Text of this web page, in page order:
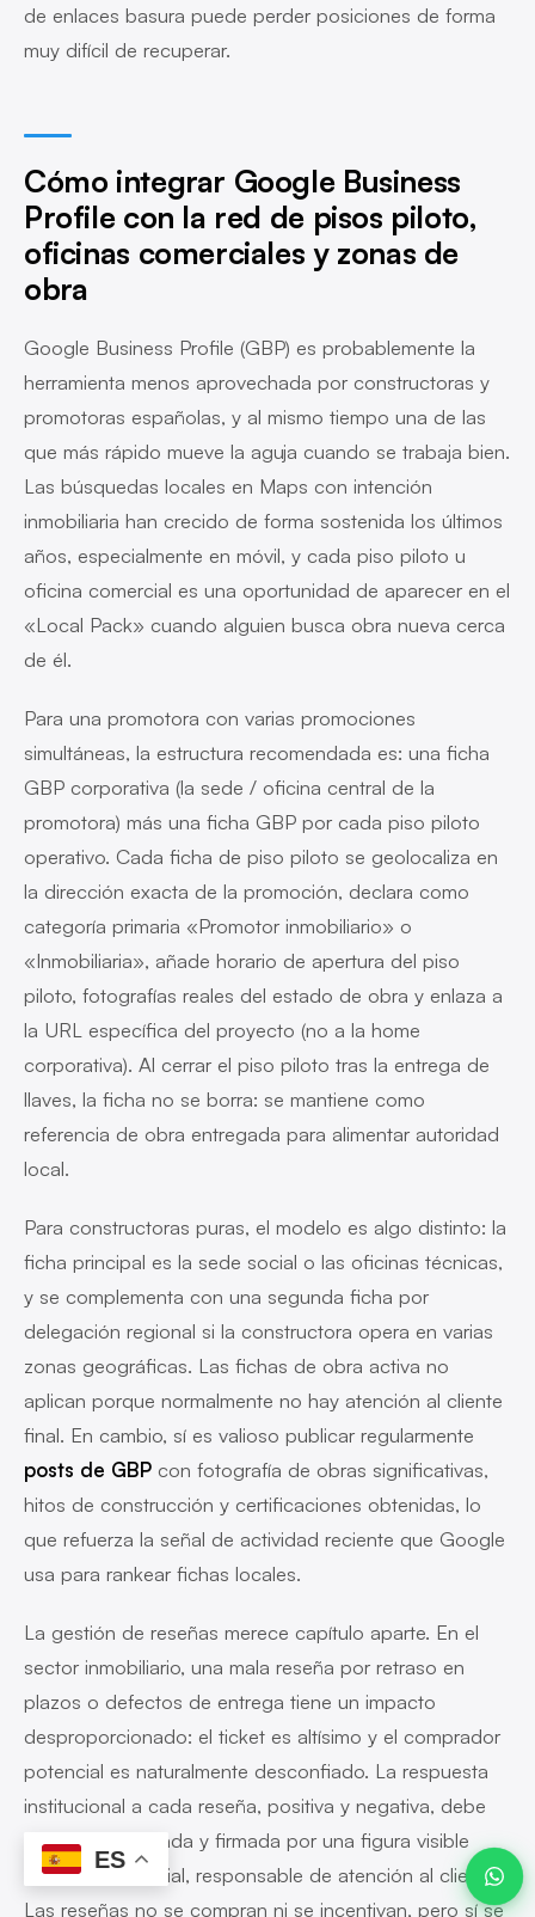
de enlaces basura puede perder posiciones de forma
muy difícil de recuperar.
Cómo integrar Google Business
Profile con la red de pisos piloto,
oficinas comerciales y zonas de
obra
Google Business Profile (GBP) es probablemente la
herramienta menos aprovechada por constructoras y
promotoras españolas, y al mismo tiempo una de las
que más rápido mueve la aguja cuando se trabaja bien.
Las búsquedas locales en Maps con intención
inmobiliaria han crecido de forma sostenida los últimos
años, especialmente en móvil, y cada piso piloto u
oficina comercial es una oportunidad de aparecer en el
«Local Pack» cuando alguien busca obra nueva cerca
de él.
Para una promotora con varias promociones
simultáneas, la estructura recomendada es: una ficha
GBP corporativa (la sede / oficina central de la
promotora) más una ficha GBP por cada piso piloto
operativo. Cada ficha de piso piloto se geolocaliza en
la dirección exacta de la promoción, declara como
categoría primaria «Promotor inmobiliario» o
«Inmobiliaria», añade horario de apertura del piso
piloto, fotografías reales del estado de obra y enlaza a
la URL específica del proyecto (no a la home
corporativa). Al cerrar el piso piloto tras la entrega de
llaves, la ficha no se borra: se mantiene como
referencia de obra entregada para alimentar autoridad
local.
Para constructoras puras, el modelo es algo distinto: la
ficha principal es la sede social o las oficinas técnicas,
y se complementa con una segunda ficha por
delegación regional si la constructora opera en varias
zonas geográficas. Las fichas de obra activa no
aplican porque normalmente no hay atención al cliente
final. En cambio, sí es valioso publicar regularmente
posts de GBP con fotografía de obras significativas,
hitos de construcción y certificaciones obtenidas, lo
que refuerza la señal de actividad reciente que Google
usa para rankear fichas locales.
La gestión de reseñas merece capítulo aparte. En el
sector inmobiliario, una mala reseña por retraso en
plazos o defectos de entrega tiene un impacto
desproporcionado: el ticket es altísimo y el comprador
potencial es naturalmente desconfiado. La respuesta
institucional a cada reseña, positiva y negativa, debe
estar protocolizada y firmada por una figura visible
(director comercial, responsable de atención al cliente).
Las reseñas no se compran ni se incentivan, pero sí se
Javier ·Advanze
09:38
ES